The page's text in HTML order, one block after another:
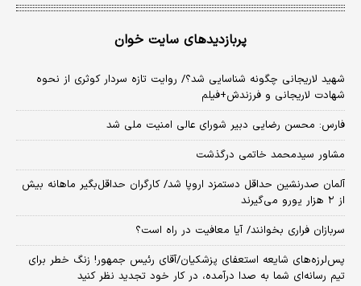
پربازدیدهای سایت خوان
شهید لاریجانی چگونه شناسایی شد؟/ روایت تازه سردار کوثری از نحوه
شهادت لاریجانی و فرزندش+فیلم
فارس: محسن رضایی دبیر شورای عالی امنیت ملی شد
مشاور سیدمحمد خاتمی درگذشت
آلمان صدرنشین حداقل دستمزد اروپا شد/ کارگران حداقل‌بگیر ماهانه بیش
از ۲ هزار یورو می‌گیرند
سربازان فراری بخوانند/ آیا معافیت در راه است؟
پس‌لرزه‌های شایعه استعفای پزشکیان/آقای رئیس جمهور! زنگ خطر برای
تیم رسانه‌ای شما به صدا درآمده، در کار خود تجدید نظر کنید